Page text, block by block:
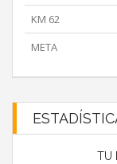
KM 62
META
TU